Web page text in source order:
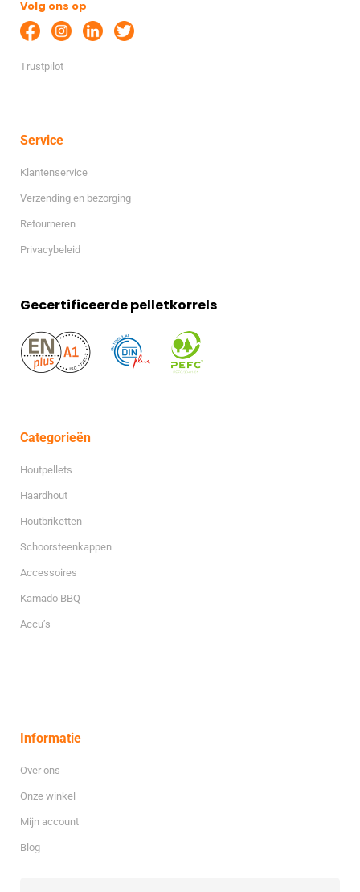
Volg ons op
Trustpilot
Service
Klantenservice
Verzending en bezorging
Retourneren
Privacybeleid
Gecertificeerde pelletkorrels
Categorieën
Houtpellets
Haardhout
Houtbriketten
Schoorsteenkappen
Accessoires
Kamado BBQ
Accu’s
Informatie
Over ons
Onze winkel
Mijn account
Blog